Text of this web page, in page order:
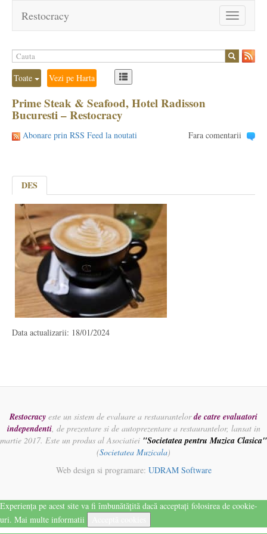
Toggle
navigation
Restocracy
Toate Vezi pe Harta
Prime Steak & Seafood, Hotel Radisson
Bucuresti – Restocracy
Abonare prin RSS Feed la noutati Fara comentarii
DES
Data actualizarii: 18/01/2024
Restocracy este un sistem de evaluare a restaurantelorde catre evaluatori
independenti, de prezentare si de autoprezentare a restaurantelor, lansat in
martie 2017. Este un produs al Asociatiei "Societatea pentru Muzica Clasica"
(Societatea Muzicala)
Web design si programare: UDRAM Software
Experiența pe acest site va fi îmbunătățită dacă acceptați folosirea de cookie-
uri. Mai multe informatii